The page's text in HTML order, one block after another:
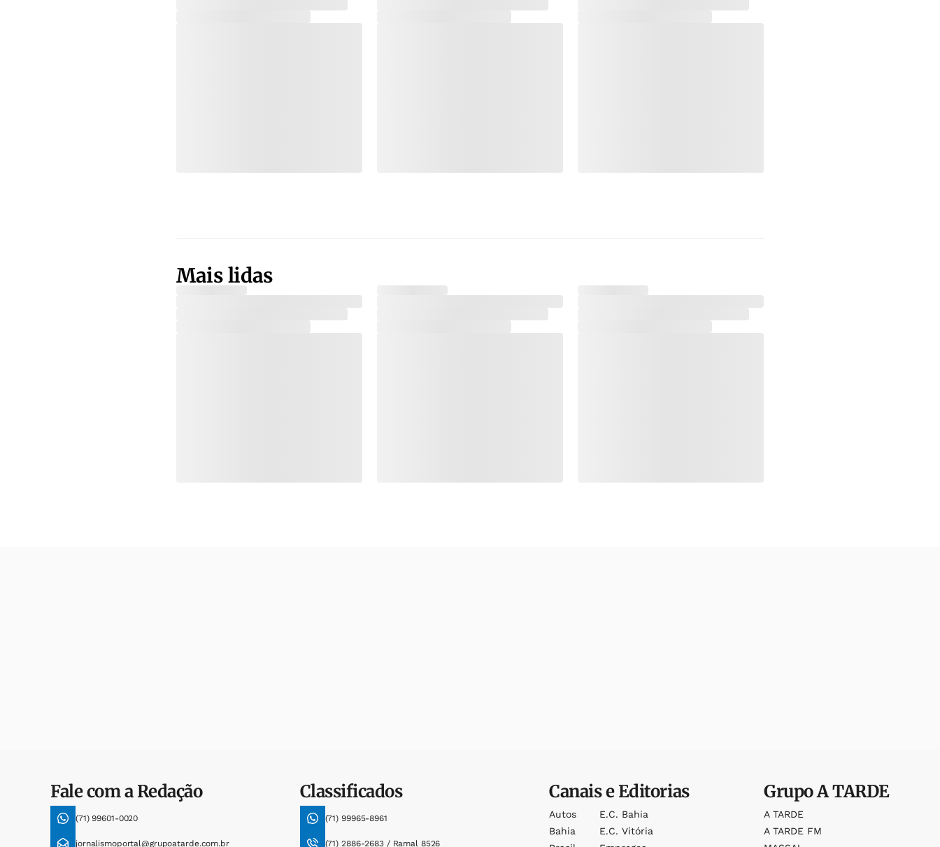
Mais lidas
Fale com a Redação
(71) 99601-0020
jornalismoportal@grupoatarde.com.br
Classificados
(71) 99965-8961
(71) 2886-2683 / Ramal 8526
Canais e Editorias
Autos
Bahia
E.c. Bahia
E.c. Vitória
GrupoA TARDE
A TARDE
A TARDE FM